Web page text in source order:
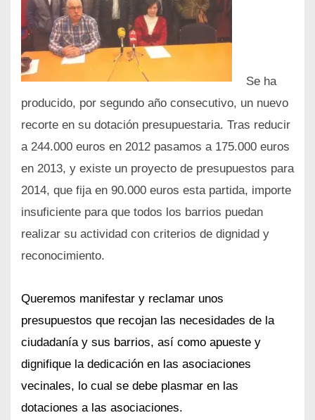
Se ha
producido, por segundo año consecutivo, un nuevo
recorte en su dotación presupuestaria. Tras reducir
a 244.000 euros en 2012 pasamos a 175.000 euros
en 2013, y existe un proyecto de presupuestos para
2014, que fija en 90.000 euros esta partida, importe
insuficiente para que todos los barrios puedan
realizar su actividad con criterios de dignidad y
reconocimiento.
Queremos manifestar y reclamar unos
presupuestos que recojan las necesidades de la
ciudadanía y sus barrios, así como apueste y
dignifique la dedicación en las asociaciones
vecinales, lo cual se debe plasmar en las
dotaciones a las asociaciones.